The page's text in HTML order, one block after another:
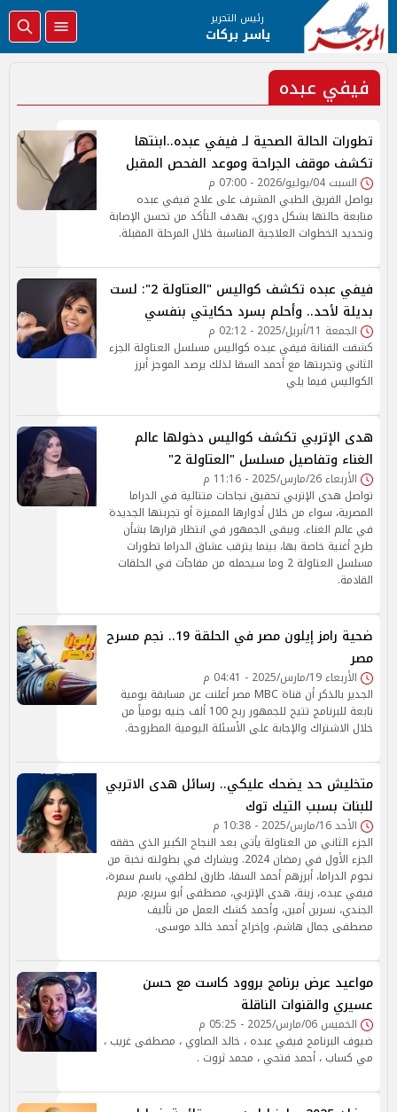
رئيس التحرير
ياسر بركات
فيفي عبده
تطورات الحالة الصحية لـ فيفي عبده..ابنتها
تكشف موقف الجراحة وموعد الفحص المقبل
السبت 04/يوليو/2026 - 07:00 م
يواصل الفريق الطبي المشرف على علاج فيفي عبده
متابعة حالتها بشكل دوري، بهدف التأكد من تحسن الإصابة
وتحديد الخطوات العلاجية المناسبة خلال المرحلة المقبلة.
فيفي عبده تكشف كواليس "العتاولة 2": لست
بديلة لأحد.. وأحلم بسرد حكايتي بنفسي
الجمعة 11/أبريل/2025 - 02:12 م
كشفت الفنانة فيفي عبده كواليس مسلسل العتاولة الجزء
الثاني وتجربتها مع أحمد السقا لذلك يرصد الموجز أبرز
الكواليس فيما يلي
هدى الإتربي تكشف كواليس دخولها عالم
الغناء وتفاصيل مسلسل "العتاولة 2"
الأربعاء 26/مارس/2025 - 11:16 م
تواصل هدى الإتربي تحقيق نجاحات متتالية في الدراما
المصرية، سواء من خلال أدوارها المميزة أو تجربتها الجديدة
في عالم الغناء. ويبقى الجمهور في انتظار قرارها بشأن
طرح أغنية خاصة بها، بينما يترقب عشاق الدراما تطورات
مسلسل العتاولة 2 وما سيحمله من مفاجآت في الحلقات
القادمة.
ضحية رامز إيلون مصر في الحلقة 19.. نجم مسرح
مصر
الأربعاء 19/مارس/2025 - 04:41 م
الجدير بالذكر أن قناة MBC مصر أعلنت عن مسابقة يومية
تابعة للبرنامج تتيح للجمهور ربح 100 ألف جنيه يومياً من
خلال الاشتراك والإجابة على الأسئلة اليومية المطروحة.
متخليش حد يضحك عليكي.. رسائل هدى الاتربي
للبنات بسبب التيك توك
الأحد 16/مارس/2025 - 10:38 م
الجزء الثاني من العتاولة يأتي بعد النجاح الكبير الذي حققه
الجزء الأول في رمضان 2024. ويشارك في بطولته نخبة من
نجوم الدراما، أبرزهم أحمد السقا، طارق لطفي، باسم سمرة،
فيفي عبده، زينة، هدى الإتربي، مصطفى أبو سريع، مريم
الجندي، نسرين أمين، وأحمد كشك العمل من تأليف
مصطفى جمال هاشم، وإخراج أحمد خالد موسى.
مواعيد عرض برنامج بروود كاست مع حسن
عسيري والقنوات الناقلة
الخميس 06/مارس/2025 - 05:25 م
ضيوف البرنامج فيفي عبده ، خالد الصاوي ، مصطفى غريب ،
مي كساب ، أحمد فتحي ، محمد ثروت .